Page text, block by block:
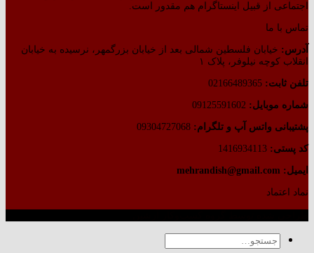
اجتماعی از قبیل اینستاگرام هم مقدور است.
تماس با ما
آدرس: خیابان فلسطین شمالی بعد از خیابان بزرگمهر، نرسیده به خیابان
انقلاب کوچه نیلوفر، پلاک ۱
تلفن ثابت:
شماره موبایل:
پشتیبانی واتس آپ و تلگرام:
کد پستی:
ایمیل: mehrandish@gmail.com
نماد اعتماد
جستجو